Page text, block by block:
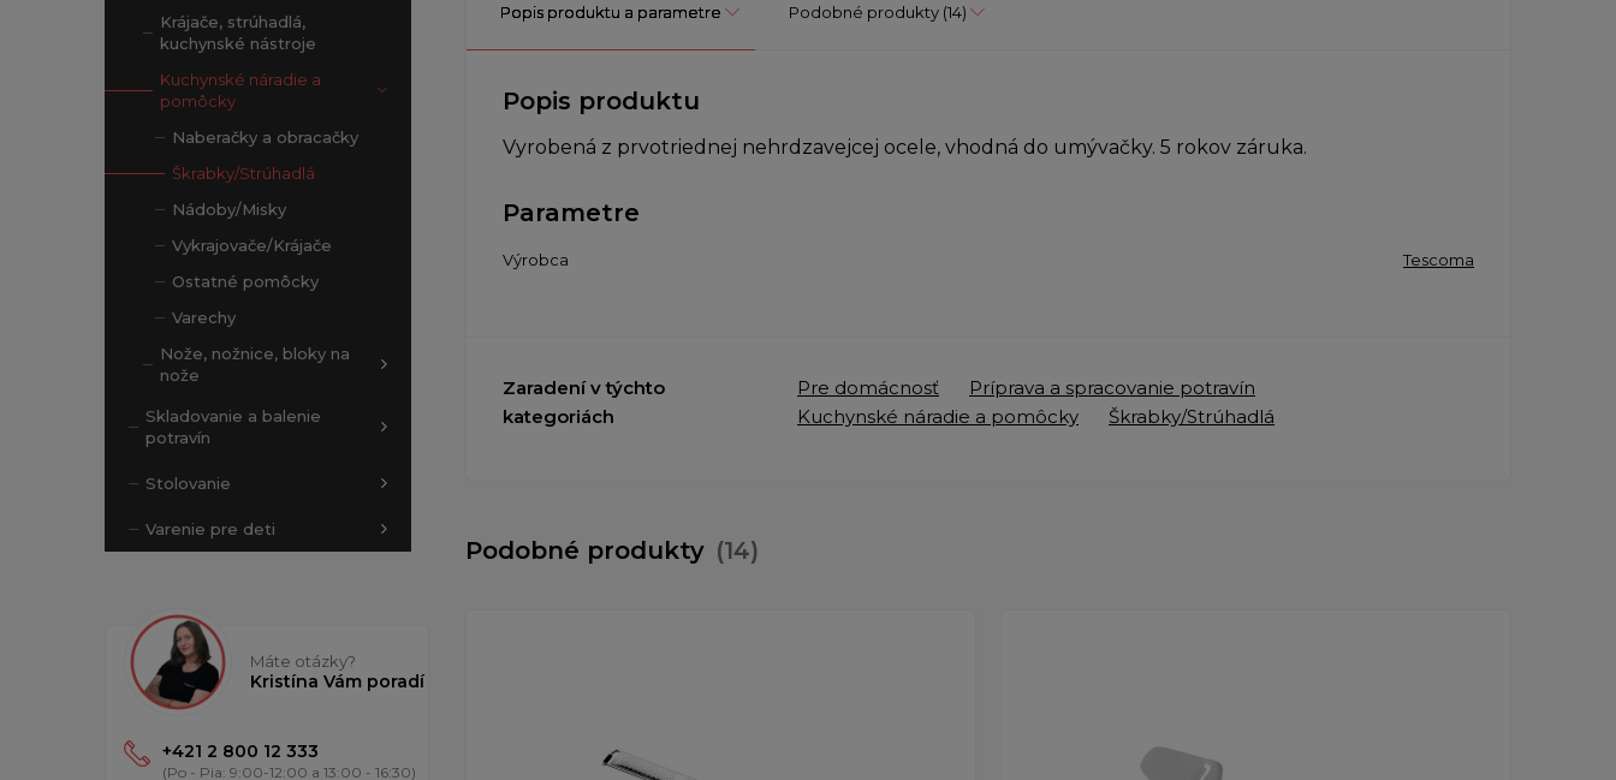
Krájače, strúhadlá,
kuchynské nástroje
Kuchynské náradie a
pomôcky
Naberačky a obracačky
Škrabky/Strúhadlá
Nádoby/Misky
Vykrajovače/Krájače
Ostatné pomôcky
Varechy
Nože, nožnice, bloky na
nože
Skladovanie a balenie
potravín
Stolovanie
Varenie pre deti
Máte otázky?
Kristína Vám poradí
+421 2 800 12 333
(Po - Pia: 9:00-12:00 a 13:00 - 16:30)
Popis produktu a parametre Podobné produkty (14)
Popis produktu
Vyrobená z prvotriednej nehrdzavejcej ocele, vhodná do umývačky. 5 rokov záruka.
Parametre
Výrobca Tescoma
Zaradení v týchto
kategoriách
Pre domácnosť
Príprava a spracovanie potravín
Kuchynské náradie a pomôcky
Škrabky/Strúhadlá
Podobné produkty (14)